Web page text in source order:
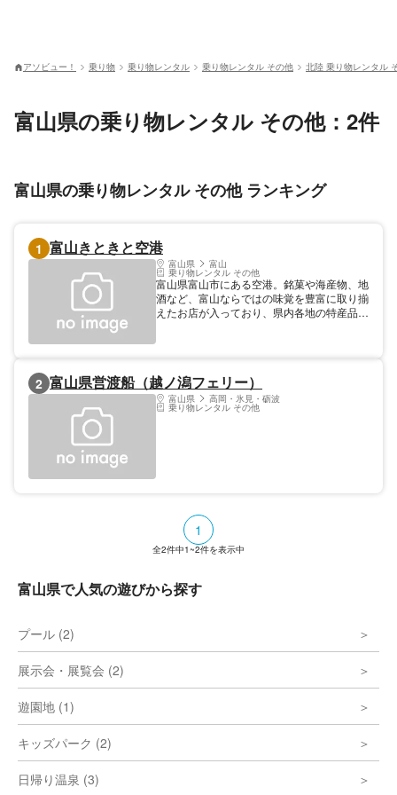
アソビュー！ 乗り物 乗り物レンタル 乗り物レンタル その他 北陸 乗り物レンタル
富山県の乗り物レンタル その他：2件
富山県の乗り物レンタル その他 ランキング
1 富山きときと空港
富山県 富山
乗り物レンタル その他
富山県富山市にある空港。銘菓や海産物、地
酒など、富山ならではの味覚を豊富に取り揃
えたお店が入っており、県内各地の特産品や
見渡せる。
2 富山県営渡船（越ノ潟フェリー）
富山県 高岡・氷見・砺波
乗り物レンタル その他
1
全2件中1~2件を表示中
富山県で人気の遊びから探す
プール (2)
展示会・展覧会 (2)
遊園地 (1)
キッズパーク (2)
日帰り温泉 (3)